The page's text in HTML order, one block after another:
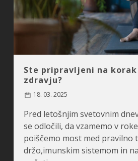
Ste pripravljeni na
zdravju?
18. 03. 2025
Pred letošnjim svetovnim
se odločili, da vzamemo v
poiščemo most med pravilno
držo,imunskim sistemom in